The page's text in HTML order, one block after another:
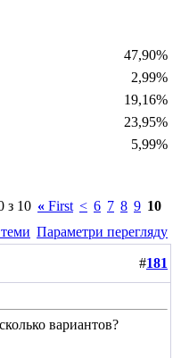
47,90%
2,99%
19,16%
23,95%
5,99%
з 10 « First < 6 7 8 9 10
Параметри перегляду
#181
вариантов?